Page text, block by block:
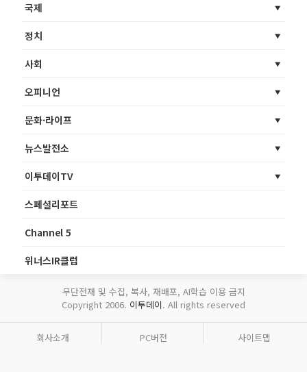
국제
정치
사회
오피니언
문화·라이프
뉴스발전소
이투데이TV
스페셜리포트
Channel 5
위너스IR클럽
무단전재 및 수집, 복사, 재배포, AI학습 이용 금지
Copyright 2006. 이투데이. All rights reserved
회사소개 PC버전 사이트맵